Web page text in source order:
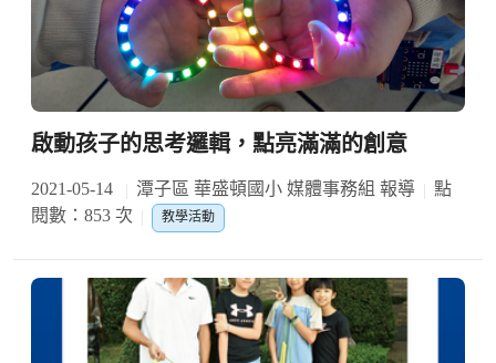
啟動孩子的思考邏輯，點亮滿滿的創意
2021-05-14 潭子區 華盛頓國小 媒體事務組 報導
點
閱數：853 次
教學活動